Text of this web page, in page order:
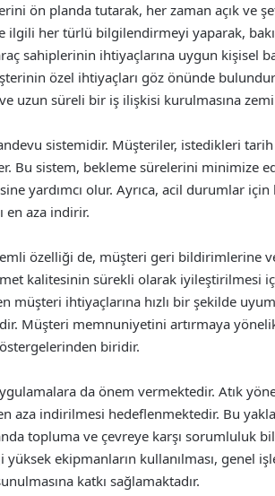
ön planda tutarak, her zaman açık ve
ilgili her türlü bilgilendirmeyi yaparak,
sahiplerinin ihtiyaçlarına uygun kişisel
özel ihtiyaçları göz önünde
uzun süreli bir iş ilişkisi kurulmasına
sistemidir. Müşteriler, istedikleri
Bu sistem, bekleme sürelerini minimize
yardımcı olur. Ayrıca, acil durumlar için
en aza indirir.
özelliği de, müşteri geri bildirimlerine
kalitesinin sürekli olarak iyileştirilmesi
müşteri ihtiyaçlarına hızlı bir şekilde
Müşteri memnuniyetini artırmaya
biridir.
da önem vermektedir. Atık
aza indirilmesi hedeflenmektedir. Bu
topluma ve çevreye karşı sorumluluk
ekipmanların kullanılması, genel
katkı sağlamaktadır.